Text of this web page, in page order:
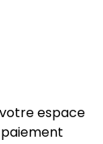
espace